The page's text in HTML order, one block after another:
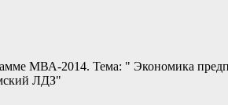
МВА-2014. Тема: " Экономика
ЛДЗ"